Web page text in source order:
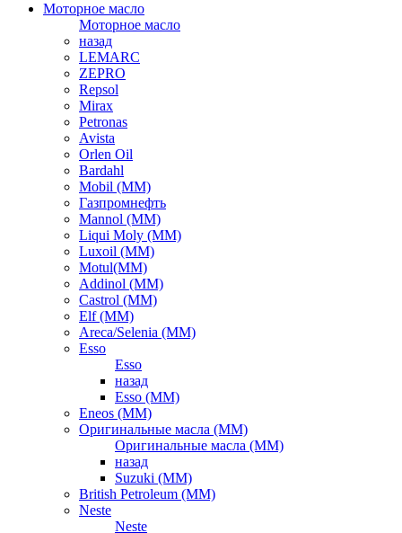
Моторное масло
Моторное масло
назад
LEMARC
ZEPRO
Repsol
Mirax
Petronas
Avista
Orlen Oil
Bardahl
Mobil (ММ)
Газпромнефть
Mannol (ММ)
Liqui Moly (ММ)
Luxoil (ММ)
Motul(ММ)
Addinol (ММ)
Castrol (ММ)
Elf (ММ)
Areca/Selenia (ММ)
Esso
Esso
назад
Esso (ММ)
Eneos (ММ)
Оригинальные масла (ММ)
Оригинальные масла (ММ)
назад
Suzuki (ММ)
British Petroleum (ММ)
Neste
Neste